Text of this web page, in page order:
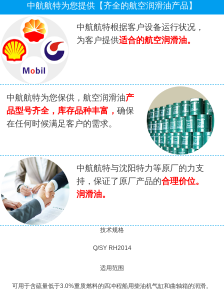
中航航特为您提供【齐全的航空润滑油产品】
中航航特根据客户设备运行状况，
为客户提供适合的航空润滑油。
中航航特为您保供，航空润滑油产
品型号齐全，库存品种丰富，确保
在任何时候满足客户的需求。
中航航特与沈阳特力等原厂的力支
持，保证了原厂产品的合理价位。
润滑油。
技术规格
Q/SY RH2014
适用范围
可用于含硫量低于3.0%重质燃料的四冲程船用柴油机气缸和曲轴箱的润滑。